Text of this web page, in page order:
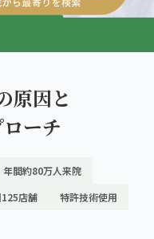
原因と
ーチ
年間約80万人来院
店舗 特許技術使用